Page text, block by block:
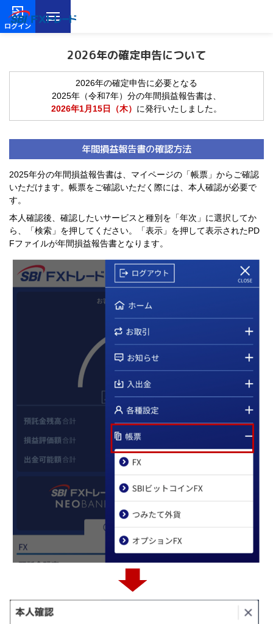
ログイン
2026年の確定申告について
2026年の確定申告に必要となる
2025年（令和7年）分の年間損益報告書は、
2026年1月15日（木） に発行いたしました。
年間損益報告書の確認方法
2025年分の年間損益報告書は、マイページの「帳票」からご確認
いただけます。帳票をご確認いただく際には、本人確認が必要で
す。
本人確認後、確認したいサービスと種別を「年次」に選択してか
ら、「検索」を押してください。「表示」を押して表示されたPD
Fファイルが年間損益報告書となります。